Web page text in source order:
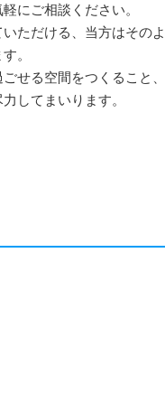
にご相談ください。
ただける、当方はその
。
せる空間をつくること
してまいります。